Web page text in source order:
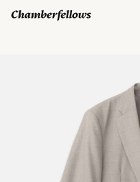
オンラインストア
コレクション